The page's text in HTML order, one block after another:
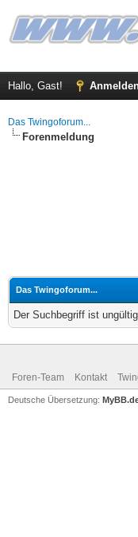
Hallo, Gast!
Das Twingoforum...
Forenmeldung
Das Twingoforum...
Der Suchbegriff ist
Foren-Team Kontakt
Deutsche Übersetzung: